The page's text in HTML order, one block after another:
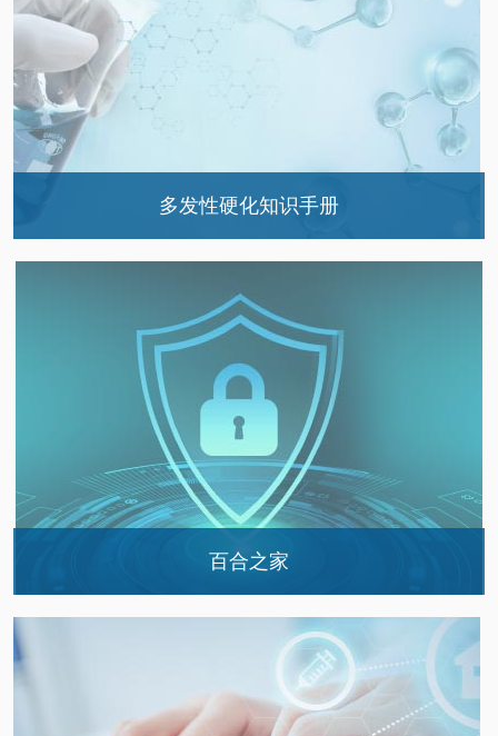
多发性硬化知识手册
多发性硬化的简介
中医药与多发性硬化
多发性硬化患者生活指南
常见问题回答
百合之家
北京天坛医院百合之家MS健康联谊会首次活动